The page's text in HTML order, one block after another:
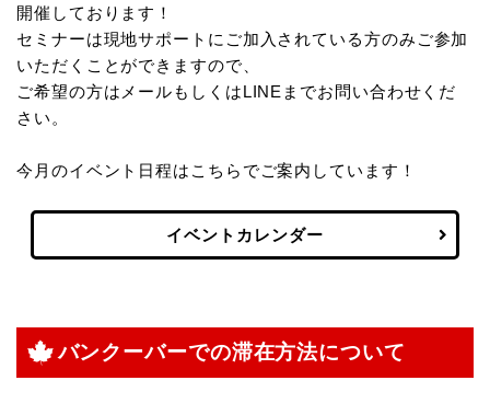
開催しております！
セミナーは現地サポートにご加入されている方のみご参加
いただくことができますので、
ご希望の方はメールもしくはLINEまでお問い合わせくだ
さい。
今月のイベント日程はこちらでご案内しています！
イベントカレンダー
バンクーバーでの滞在方法について